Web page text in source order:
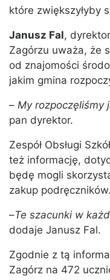
które zwiększyłyby
Janusz Fal,
Zagórzu uważa, że
od znajomości
jakim gmina
– My rozpoczęliśmy
pan dyrektor.
Zespół Obsługi
też informację,
będę mogli
zakup podręczników.
–Te szacunki w
dodaje Janusz Fal.
Zgodnie z tą
Zagórz na 472